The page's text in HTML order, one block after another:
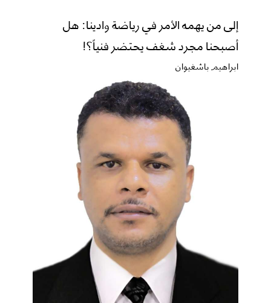
إلى من يهمه الأمر في رياضة وادينا: هل
أصبحنا مجرد شغف يحتضر فنياً؟!
ابراهيم باشغيوان